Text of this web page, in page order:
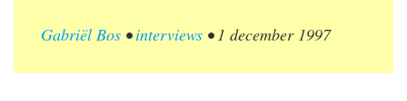
Gabriël Bos •interviews •1 december 1997